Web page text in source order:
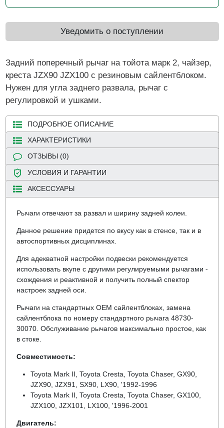
Уведомить о поступлении
Задний поперечный рычаг на тойота марк 2, чайзер,
креста JZX90 JZX100 с резиновым сайлентблоком.
Нужен для угла заднего развала, рычаг с
регулировкой и ушками.
ПОДРОБНОЕ ОПИСАНИЕ
ХАРАКТЕРИСТИКИ
ОТЗЫВЫ (0)
УСЛОВИЯ И ГАРАНТИИ
АКСЕССУАРЫ
Рычаги отвечают за развал и ширину задней колеи.
Данное решение придется по вкусу как в стенсе, так и в
автоспортивных дисциплинах.
Для адекватной настройки подвески рекомендуется
использовать вкупе с другими регулируемыми рычагами -
схождения и реактивной и получить полный спектор
настроек задней оси.
Рычаги на стандартных ОЕМ сайлентблоках, замена
сайлентблока по номеру стандартного рычага 48730-
30070. Обслуживание рычагов максимально простое, как
в стоке.
Совместимость:
Toyota Mark II, Toyota Cresta, Toyota Chaser, GX90,
JZX90, JZX91, SX90, LX90, '1992-1996
Toyota Mark II, Toyota Cresta, Toyota Chaser, GX100,
JZX100, JZX101, LX100, '1996-2001
Двигатель: